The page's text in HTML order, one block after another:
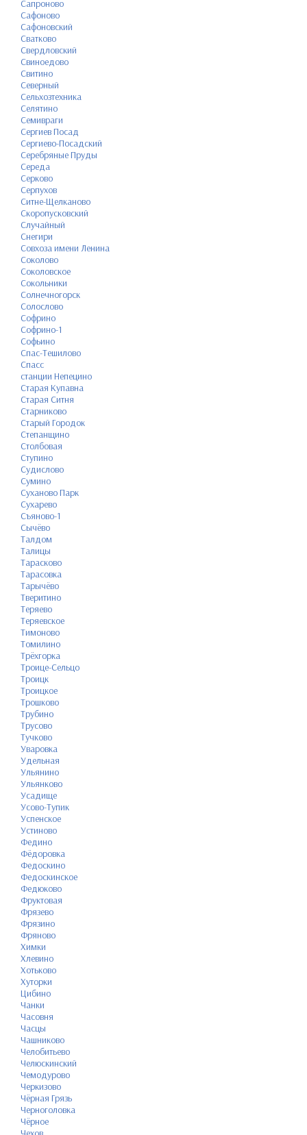
Сапроново
Сафоново
Сафоновский
Сватково
Свердловский
Свиноедово
Свитино
Северный
Сельхозтехника
Селятино
Семивраги
Сергиев Посад
Сергиево-Посадский
Серебряные Пруды
Середа
Серково
Серпухов
Ситне-Щелканово
Скоропусковский
Случайный
Снегири
Совхоза имени Ленина
Соколово
Соколовское
Сокольники
Солнечногорск
Солослово
Софрино
Софрино-1
Софьино
Спас-Тешилово
Спасс
станции Непецино
Старая Купавна
Старая Ситня
Старниково
Старый Городок
Степанщино
Столбовая
Ступино
Судислово
Сумино
Суханово Парк
Сухарево
Съяново-1
Сычёво
Талдом
Талицы
Тарасково
Тарасовка
Тарычёво
Тверитино
Теряево
Теряевское
Тимоново
Томилино
Трёхгорка
Троице-Сельцо
Троицк
Троицкое
Трошково
Трубино
Трусово
Тучково
Уваровка
Удельная
Ульянино
Ульянково
Усадище
Усово-Тупик
Успенское
Устиново
Федино
Фёдоровка
Федоскино
Федоскинское
Федюково
Фруктовая
Фрязево
Фрязино
Фряново
Химки
Хлевино
Хотьково
Хуторки
Цибино
Чанки
Часовня
Часцы
Чашниково
Челобитьево
Челюскинский
Чемодурово
Черкизово
Чёрная Грязь
Черноголовка
Чёрное